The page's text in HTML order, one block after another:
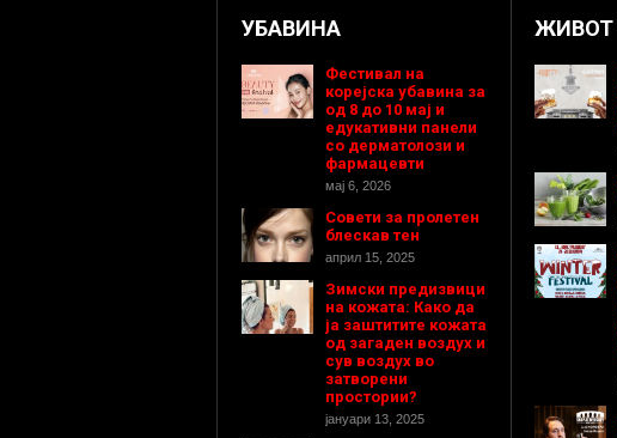
УБАВИНА
Фестивал на
корејска убавина за
од 8 до 10 мај и
едукативни панели
со дерматолози и
фармацевти
мај 6, 2026
Совети за пролетен
блескав тен
април 15, 2025
Зимски предизвици
на кожата: Како да
ја заштитите кожата
од загаден воздух и
сув воздух во
затворени
простории?
јануари 13, 2025
ЖИВОТ